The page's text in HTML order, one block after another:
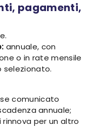
pagamenti,
annuale, con
o in rate mensile
comunicato
annuale;
per un altro